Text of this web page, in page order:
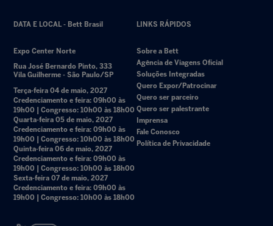
DATA E LOCAL - Bett Brasil
Expo Center Norte
Rua José Bernardo Pinto, 333
Vila Guilherme - São Paulo/SP
Terça-feira 04 de maio, 2027
Credenciamento e feira: 09h00 às
19h00 | Congresso: 10h00 às 18h00
Quarta-feira 05 de maio, 2027
Credenciamento e feira: 09h00 às
19h00 | Congresso: 10h00 às 18h00
Quinta-feira 06 de maio, 2027
Credenciamento e feira: 09h00 às
19h00 | Congresso: 10h00 às 18h00
Sexta-feira 07 de maio, 2027
Credenciamento e feira: 09h00 às
19h00 | Congresso: 10h00 às 18h00
LINKS RÁPIDOS
Sobre a Bett
Agência de Viagens Oficial
Soluções Integradas
Quero Expor/Patrocinar
Quero ser parceiro
Quero ser palestrante
Imprensa
Fale Conosco
Política de Privacidade